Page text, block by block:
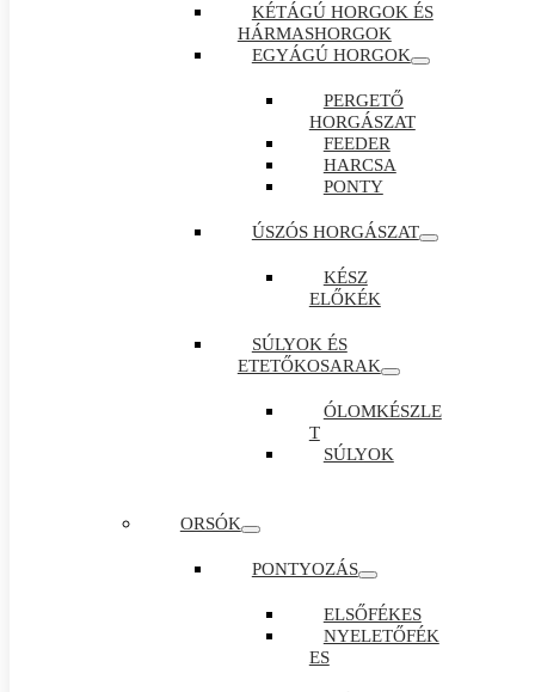
KÉTÁGÚ HORGOK ÉS
HÁRMASHORGOK
EGYÁGÚ HORGOK
PERGETŐ
HORGÁSZAT
FEEDER
HARCSA
PONTY
ÚSZÓS HORGÁSZAT
KÉSZ
ELŐKÉK
SÚLYOK ÉS
ETETŐKOSARAK
ÓLOMKÉSZLE
T
SÚLYOK
ORSÓK
PONTYOZÁS
ELSŐFÉKES
NYELETŐFÉK
ES